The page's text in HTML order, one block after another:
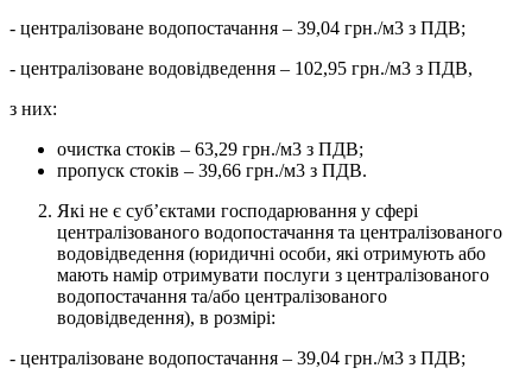
- централізоване водопостачання – 39,04 грн./м3 з ПДВ;
- централізоване водовідведення – 102,95 грн./м3 з ПДВ,
з них:
очистка стоків – 63,29 грн./м3 з ПДВ;
пропуск стоків – 39,66 грн./м3 з ПДВ.
Які не є суб’єктами господарювання у сфері
централізованого водопостачання та централізованого
водовідведення (юридичні особи, які отримують або
мають намір отримувати послуги з централізованого
водопостачання та/або централізованого
водовідведення), в розмірі:
- централізоване водопостачання – 39,04 грн./м3 з ПДВ;